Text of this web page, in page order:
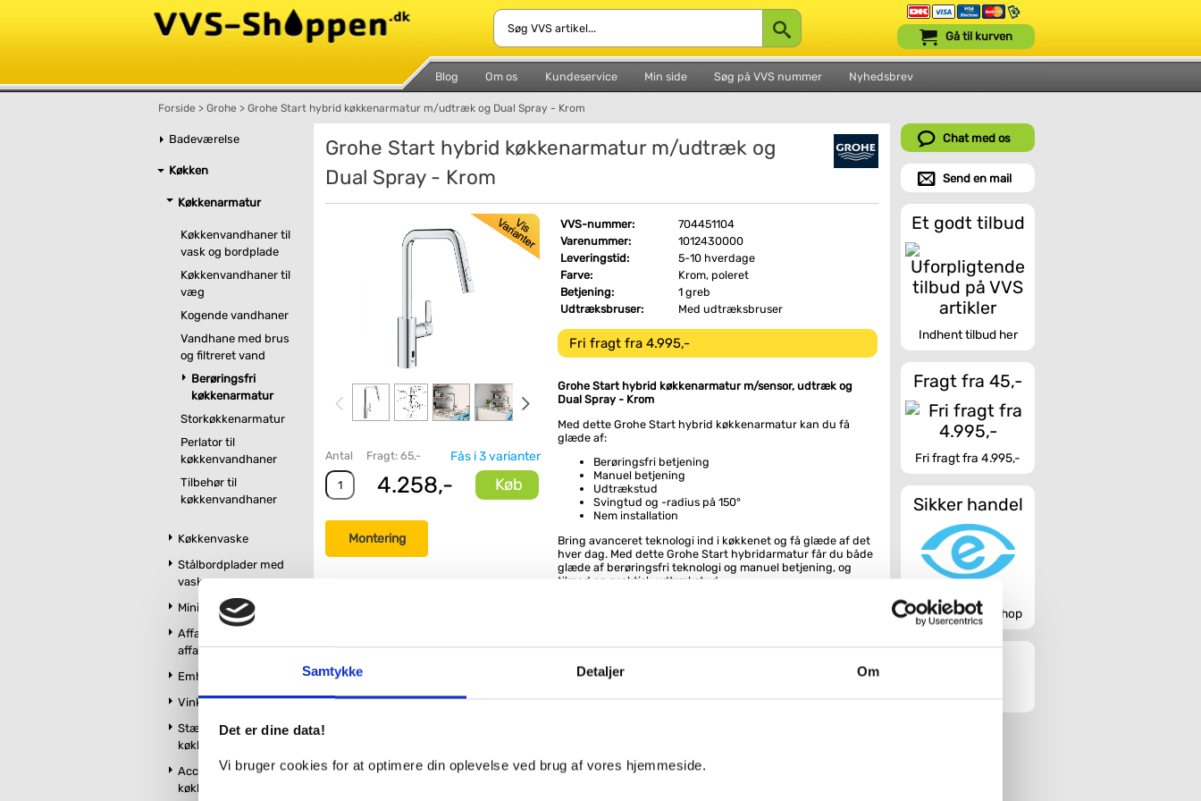
Samtykke Detaljer Om
Det er dine data!
Vi bruger cookies for at optimere din oplevelse ved brug af vores hjemmeside.
Blog Om os Kundeservice Min side Søg på VVS nummer Nyhedsbrev
Gå til kurven
Forside > Grohe > Grohe Start hybrid køkkenarmatur m/udtræk og Dual Spray - Krom
Badeværelse
Køkken
Køkkenarmatur
Køkkenvandhaner til
vask og bordplade
Køkkenvandhaner til
væg
Kogende vandhaner
Vandhane med brus
og filtreret vand
Berøringsfri
køkkenarmatur
Storkøkkenarmatur
Perlator til
køkkenvandhaner
Tilbehør til
køkkenvandhaner
Køkkenvaske
Stålbordplader med
vask
Minikøkken
Affaldssortering og
affaldskværne
Emhætter
Vinkøleskabe
Stænkplader til
køkken
Accessories til
køkken og udekøkken
Grohe Start hybrid køkkenarmatur m/udtræk og
Dual Spray - Krom
Fås i 3 varianter
Antal Fragt: 65,-
4.258,- Køb
Montering
VVS-nummer:
704451104
Varenummer:
1012430000
Leveringstid:
5-10 hverdage
Farve:
Krom, poleret
Betjening:
1 greb
Udtræksbruser:
Med udtræksbruser
Fri fragt fra 4.995,-
Grohe Start hybrid køkkenarmatur m/sensor, udtræk og
Dual Spray - Krom
Med dette Grohe Start hybrid køkkenarmatur kan du få
glæde af:
Berøringsfri betjening
Manuel betjening
Udtrækstud
Svingtud og -radius på 150°
Nem installation
Bring avanceret teknologi ind i køkkenet og få glæde af det
hver dag. Med dette Grohe Start hybridarmatur får du både
glæde af berøringsfri teknologi og manuel betjening, og
tilmed en praktisk udtrækstud.
hygiejnisk, men i køkkenet også særligt praktisk, når man
håndteret råt kød.
Den manuelle betjening prioriteres, så sensoren deaktiveres,
køkkenvask eller en dobbelt køkkenvask og det ekstra store
arbejdsområde.
Chat med os
Send en mail
Et godt tilbud
Indhent tilbud her
Fragt fra 45,-
Fri fragt fra 4.995,-
Sikker handel
Godkendt webshop